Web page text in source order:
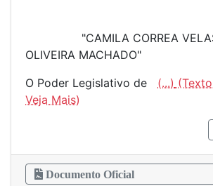
"CAMILA CORREA
OLIVEIRA MACHADO"
O Poder Legislativo de (...)
Documento Oficial